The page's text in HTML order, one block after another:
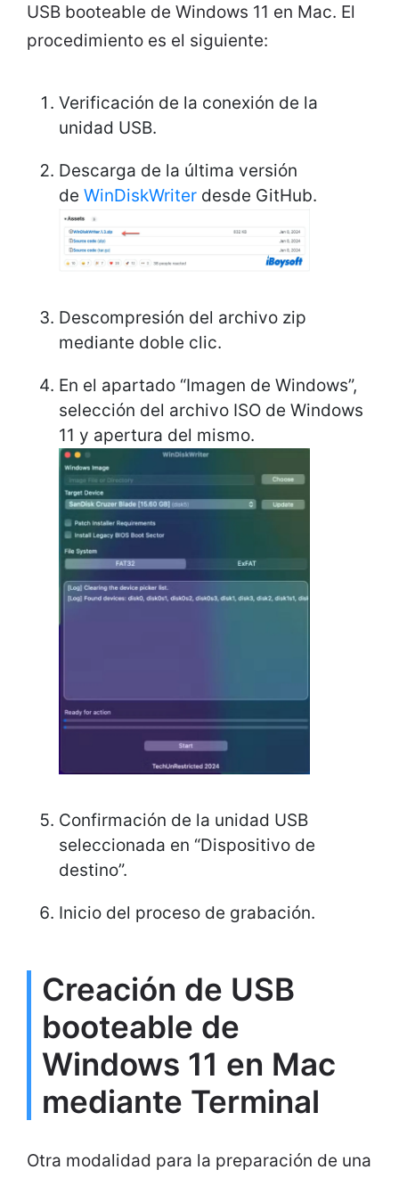
USB booteable de Windows 11 en Mac. El
procedimiento es el siguiente:
Verificación de la conexión de la
unidad USB.
Descarga de la última versión
de WinDiskWriter desde GitHub.
Descompresión del archivo zip
mediante doble clic.
En el apartado “Imagen de Windows”,
selección del archivo ISO de Windows
11 y apertura del mismo.
Confirmación de la unidad USB
seleccionada en “Dispositivo de
destino”.
Inicio del proceso de grabación.
Creación de USB
booteable de
Windows 11 en Mac
mediante Terminal
Otra modalidad para la preparación de una